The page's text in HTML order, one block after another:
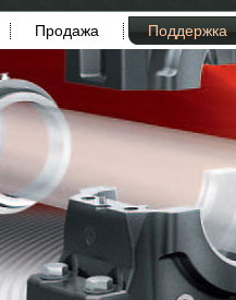
Продажа Поддержка